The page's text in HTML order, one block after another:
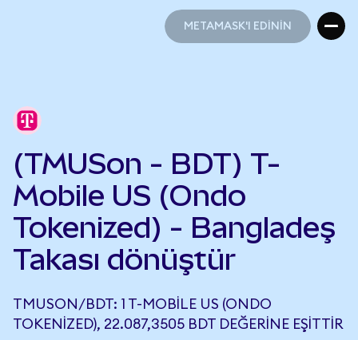
METAMASK'I EDİNİN
(TMUSon - BDT) T-
Mobile US (Ondo
Tokenized) - Bangladeş
Takası dönüştür
TMUSON/BDT: 1 T-MOBILE US (ONDO
TOKENIZED), 22.087,3505 BDT DEĞERINE EŞITTIR